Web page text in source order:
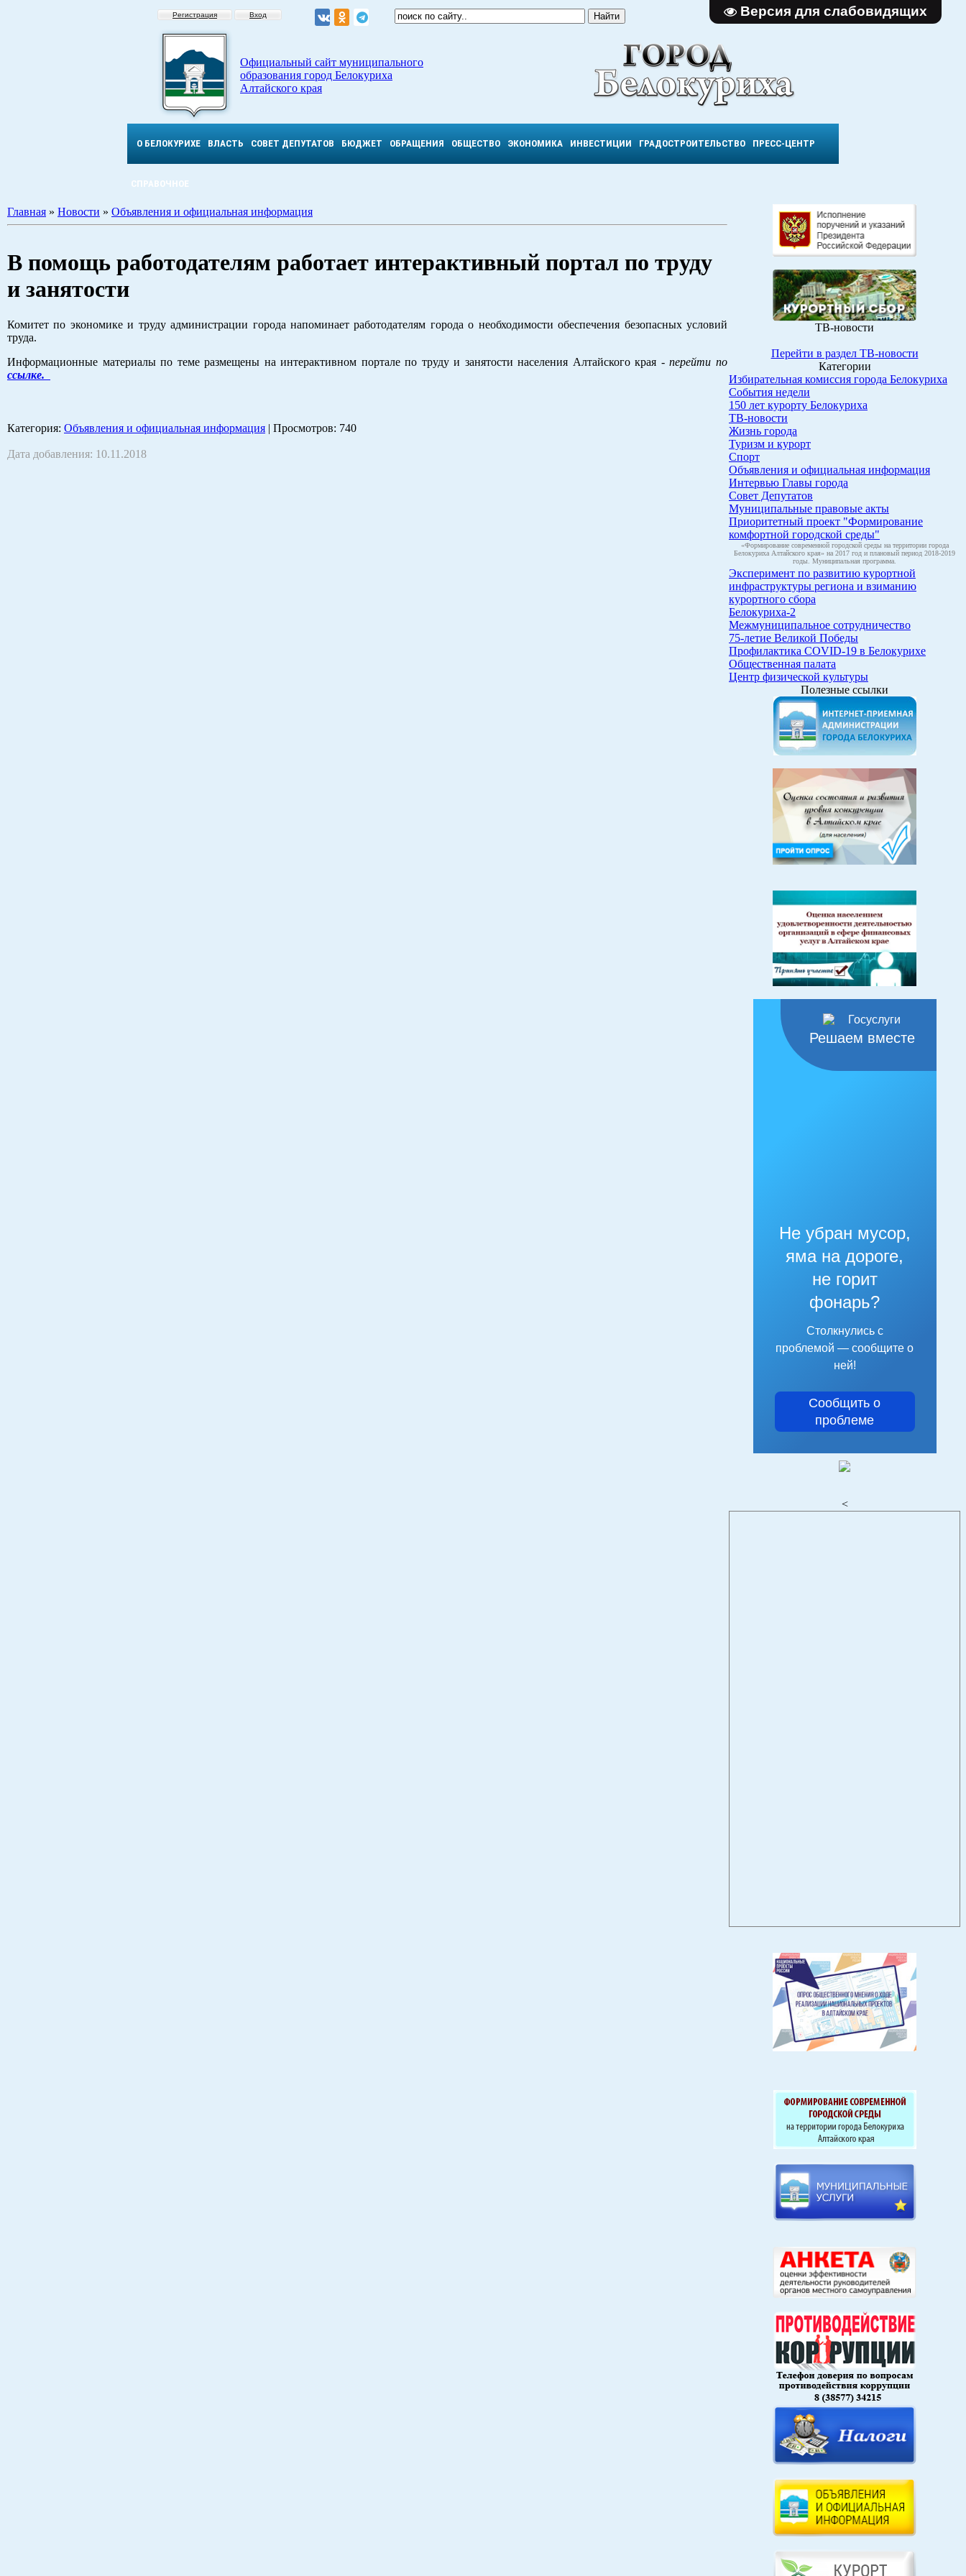
Версия для слабовидящих
Регистрация Вход
Официальный сайт муниципального
образования город Белокуриха
Алтайского края
О БЕЛОКУРИХЕ ВЛАСТЬ СОВЕТ ДЕПУТАТОВ БЮДЖЕТ ОБРАЩЕНИЯ ОБЩЕСТВО ЭКОНОМИКА ИНВЕСТИЦИИ ГРАДОСТРОИТЕЛЬСТВО ПРЕСС-ЦЕНТР
СПРАВОЧНОЕ
Главная » Новости » Объявления и официальная информация
В помощь работодателям работает интерактивный портал по труду
и занятости
Комитет по экономике и труду администрации города напоминает работодателям города о необходимости обеспечения безопасных условий
труда.
Информационные материалы по теме размещены на интерактивном портале по труду и занятости населения Алтайского края -перейти по
ссылке.
Категория: Объявления и официальная информация | Просмотров: 740
Дата добавления: 10.11.2018
ТВ-новости
Перейти в раздел ТВ-новости
Категории
Избирательная комиссия города Белокуриха
События недели
150 лет курорту Белокуриха
ТВ-новости
Жизнь города
Туризм и курорт
Спорт
Объявления и официальная информация
Интервью Главы города
Совет Депутатов
Муниципальные правовые акты
Приоритетный проект "Формирование
комфортной городской среды"
«Формирование современной городской среды на территории города
Белокуриха Алтайского края» на 2017 год и плановый период 2018-2019
годы. Муниципальная программа.
Эксперимент по развитию курортной
инфраструктуры региона и взиманию
курортного сбора
Белокуриха-2
Межмуниципальное сотрудничество
75-летие Великой Победы
Профилактика COVID-19 в Белокурихе
Общественная палата
Центр физической культуры
Полезные ссылки
Решаем вместе
Не убран мусор,
яма на дороге,
не горит
фонарь?
Столкнулись с
проблемой — сообщите о
ней!
Сообщить о
проблеме
<